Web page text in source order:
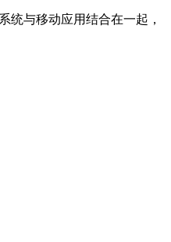
统与移动应用结合在一起，